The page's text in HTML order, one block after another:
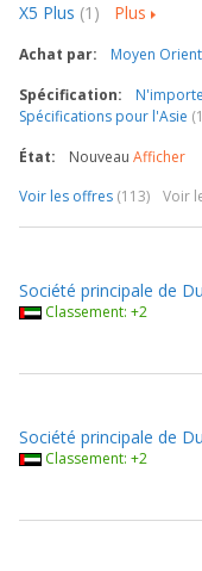
X5 Plus (1) Plus
Achat par: Moyen
Spécification:
Spécifications pour l'Asie
État:
Nouveau Afficher
Voir les offres (113) Voir
Société principale de
Classement: +2
Société principale de
Classement: +2